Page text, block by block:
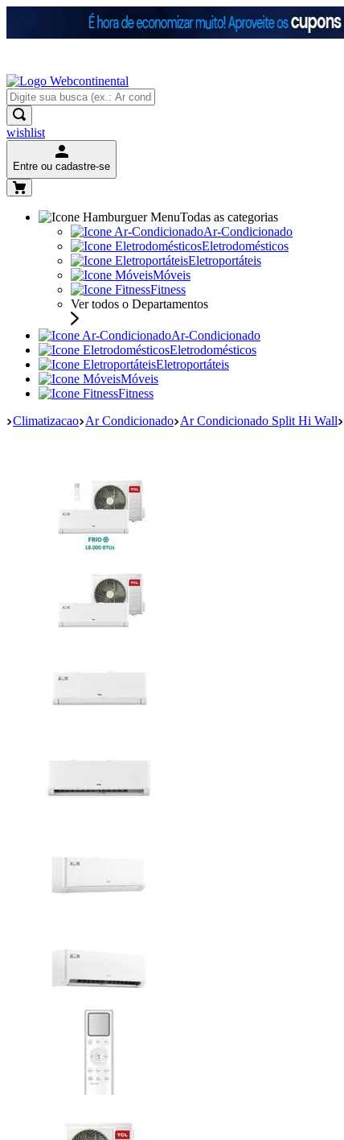
wishlist
Entre ou cadastre-se
Todas as categorias
Ar-Condicionado
Eletrodomésticos
Eletroportáteis
Móveis
Fitness
Ver todos o Departamentos
Ar-Condicionado
Eletrodomésticos
Eletroportáteis
Móveis
Fitness
Climatizacao Ar Condicionado Ar Condicionado Split Hi Wall